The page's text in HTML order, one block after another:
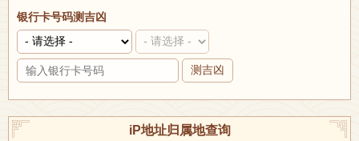
银行卡号码测吉凶
测吉凶
iP地址归属地查询